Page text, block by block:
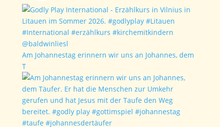
Am Johannestag erinnern wir uns an Johannes, dem
T